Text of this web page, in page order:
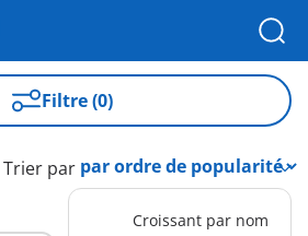
Filtre (0)
Trier par
Croissant par nom